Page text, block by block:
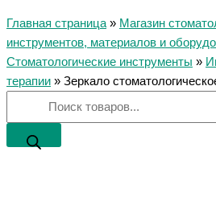
Главная страница » Магазин
инструментов, материалов и
Стоматологические инструменты »
терапии » Зеркало